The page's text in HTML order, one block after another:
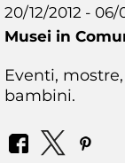
20/12/2012 - 06/
Musei in
Eventi,
bambini.